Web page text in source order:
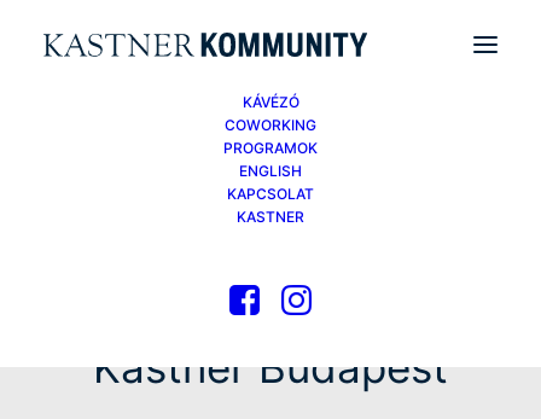
KÁVÉZÓ
COWORKING
PROGRAMOK
ENGLISH
KAPCSOLAT
KASTNER
Kastner Budapest